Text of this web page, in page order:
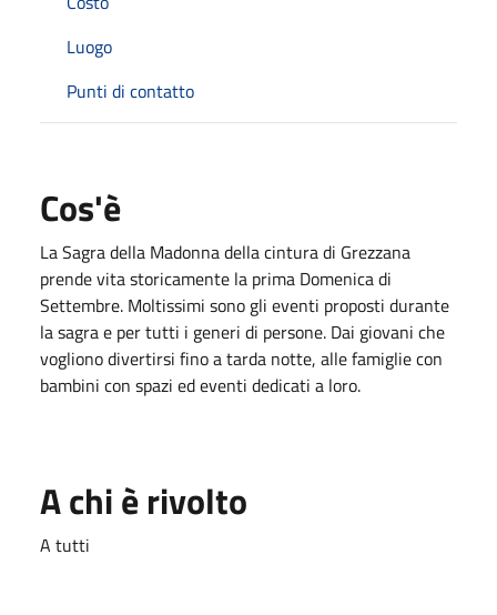
Luogo
Punti di contatto
Cos'è
La Sagra della Madonna della cintura di Grezzana
prende vita storicamente la prima Domenica di
Settembre. Moltissimi sono gli eventi proposti durante
la sagra e per tutti i generi di persone. Dai giovani che
vogliono divertirsi fino a tarda notte, alle famiglie con
bambini con spazi ed eventi dedicati a loro.
A chi è rivolto
A tutti